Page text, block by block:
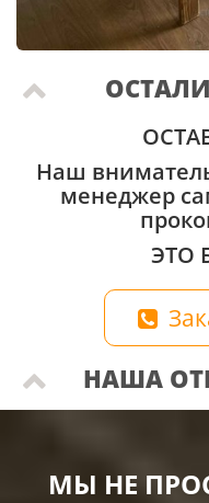
Наш
менеджер
ЭТО
НАША
МЫ НЕ